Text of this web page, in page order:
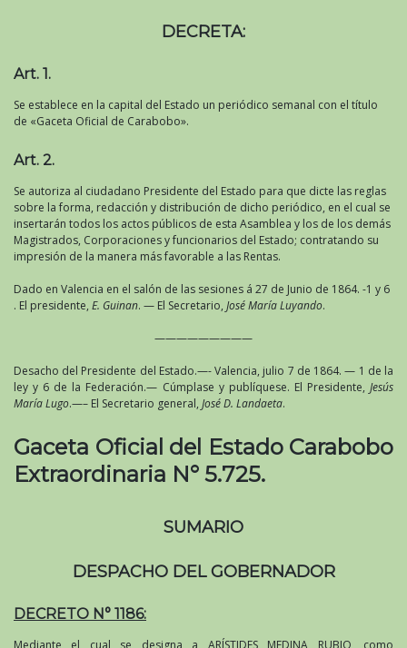
DECRETA:
Art. 1.
Se establece en la capital del Estado un periódico semanal con el título
de «Gaceta Oficial de Carabobo».
Art. 2.
Se autoriza al ciudadano Presidente del Estado para que dicte las reglas
sobre la forma, redacción y distribución de dicho periódico, en el cual se
insertarán todos los actos públicos de esta Asamblea y los de los demás
Magistrados, Corporaciones y funcionarios del Estado; contratando su
impresión de la manera más favorable a las Rentas.
Dado en Valencia en el salón de las sesiones á 27 de Junio de 1864. -1 y 6
. El presidente, E. Guinan. — El Secretario, José María Luyando.
—————————
Desacho del Presidente del Estado.—- Valencia, julio 7 de 1864. — 1 de la
ley y 6 de la Federación.— Cúmplase y publíquese. El Presidente, Jesús
María Lugo.—– El Secretario general, José D. Landaeta.
Gaceta Oficial del Estado Carabobo
Extraordinaria N° 5.725.
SUMARIO
DESPACHO DEL GOBERNADOR
DECRETO N° 1186: